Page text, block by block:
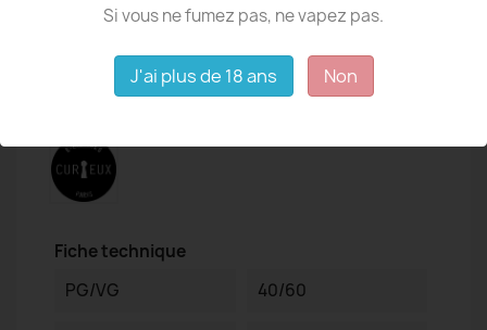
Détails du produit
Fiche technique
PG/VG
40/60
Si vous ne fumez pas, ne vapez pas.
J'ai plus de 18 ans Non